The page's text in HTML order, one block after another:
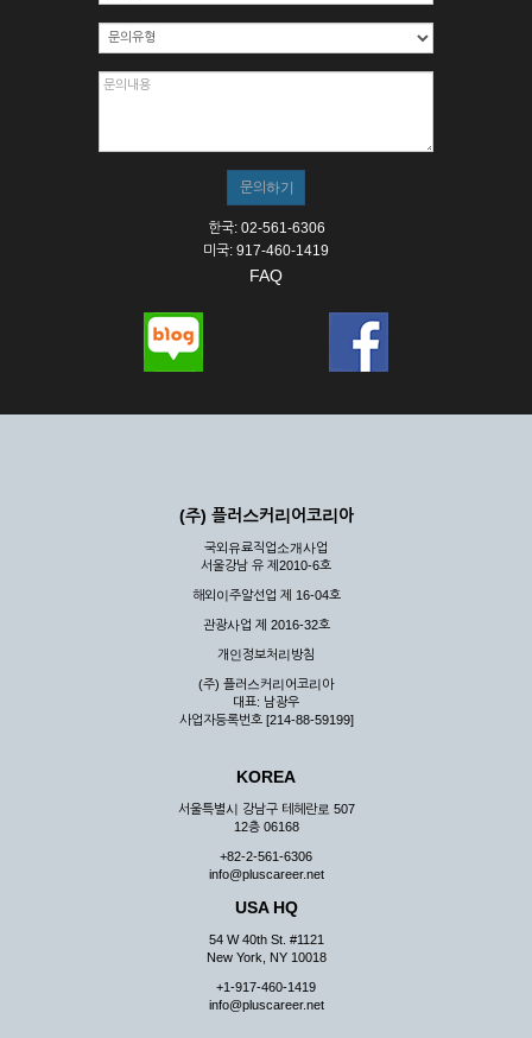
한국: 02-561-6306
미국: 917-460-1419
FAQ
(주) 플러스커리어코리아
국외유료직업소개사업
서울강남 유 제2010-6호
해외이주알선업 제 16-04호
관광사업 제 2016-32호
개인정보처리방침
(주) 플러스커리어코리아
대표: 남광우
사업자등록번호 [214-88-59199]
KOREA
서울특별시 강남구 테헤란로 507
12층 06168
+82-2-561-6306
info@pluscareer.net
USA HQ
54 W 40th St. #1121
New York, NY 10018
+1-917-460-1419
info@pluscareer.net